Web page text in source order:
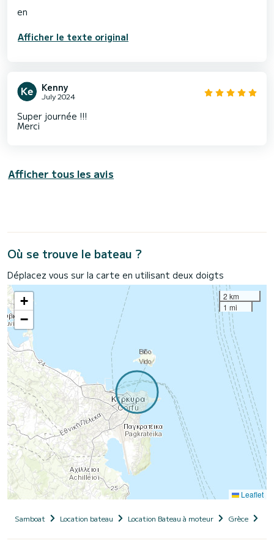
Afficher le texte original
Kenny
July 2024
Super journée !!!
Merci
Afficher tous les avis
Où se trouve le bateau ?
Déplacez vous sur la carte en utilisant deux doigts
+
−
2 km
1 mi
Leaflet
Samboat Location bateau Location Bateau à moteur Grèce